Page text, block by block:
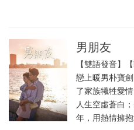
男朋友
【雙語發音】
戀上暖男朴寶
了家族犧牲愛
人生空虛蒼白
年，用熱情擁